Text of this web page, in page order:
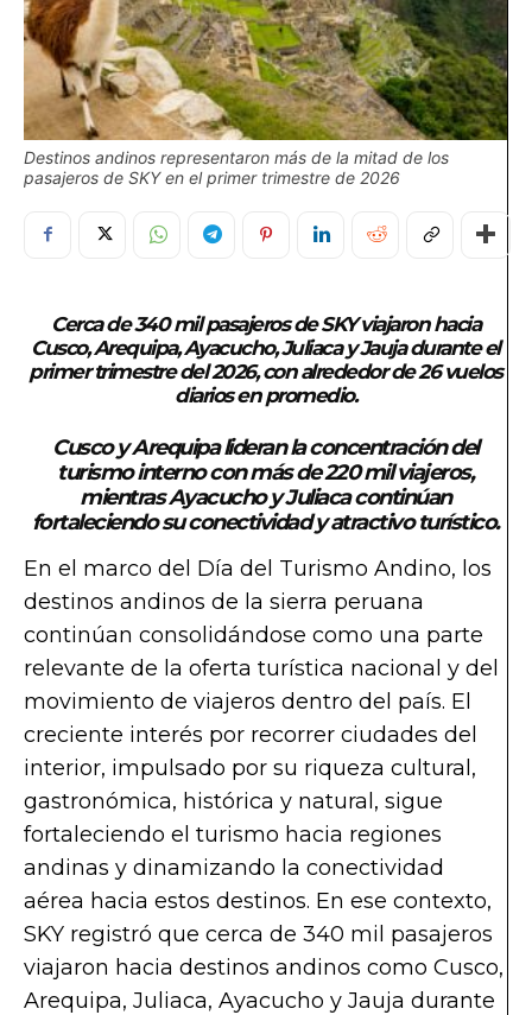
Destinos andinos representaron más de la mitad de los
pasajeros de SKY en el primer trimestre de 2026
Cerca de 340 mil pasajeros de SKY viajaron hacia
Cusco, Arequipa, Ayacucho, Juliaca y Jauja durante el
primer trimestre del 2026, con alrededor de 26 vuelos
diarios en promedio.
Cusco y Arequipa lideran la concentración del
turismo interno con más de 220 mil viajeros,
mientras Ayacucho y Juliaca continúan
fortaleciendo su conectividad y atractivo turístico.
En el marco del Día del Turismo Andino, los
destinos andinos de la sierra peruana
continúan consolidándose como una parte
relevante de la oferta turística nacional y del
movimiento de viajeros dentro del país. El
creciente interés por recorrer ciudades del
interior, impulsado por su riqueza cultural,
gastronómica, histórica y natural, sigue
fortaleciendo el turismo hacia regiones
andinas y dinamizando la conectividad
aérea hacia estos destinos. En ese contexto,
SKY registró que cerca de 340 mil pasajeros
viajaron hacia destinos andinos como Cusco,
Arequipa, Juliaca, Ayacucho y Jauja durante